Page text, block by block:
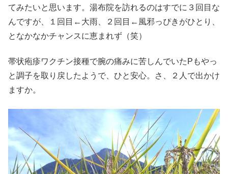
てみたいと思います。湯布院を訪れるのはすでに３回目な
んですが、１回目←大雨、２回目←風邪っぴきがひとり、
となかなかチャンスに恵まれず（笑）
帯状疱疹ワクチン接種で腕の痛みに苦しんでいたPもやっ
と調子を取り戻したようで、ひと安心。さ、２人で出かけ
ますか。